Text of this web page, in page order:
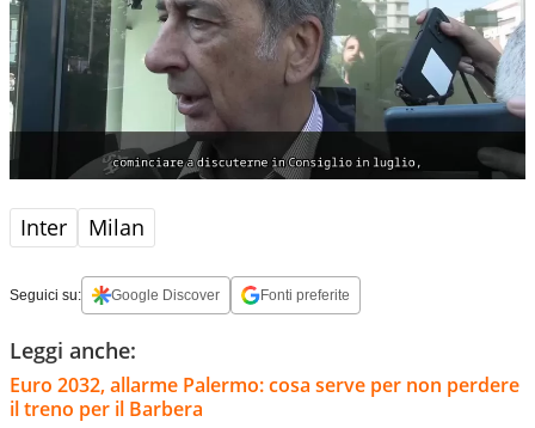
Inter Milan
Seguici su: Google Discover Fonti preferite
Leggi anche:
Euro 2032, allarme Palermo: cosa serve per non perdere
il treno per il Barbera